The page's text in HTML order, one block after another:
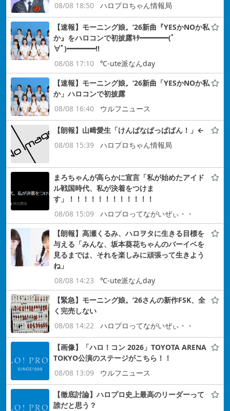
08/08 18:50 ハロプロちゃん情報局
【速報】モーニング娘。’26新曲『YESかNOか私
か』をハロコンで初披露ｷﾀ━━━━(ﾟ
∀ﾟ)━━━━!!
08/08 17:10
℃-ute派なんday
【速報】モーニング娘。’26新曲「YESかNOか私
か」ハロコンで初披露
08/08 16:40
ウルフニュース
【朗報】山﨑愛生「けんぱなぱっぱぱん！」←
08/08 15:39
ハロプロちゃん情報局
まろちゃんが高らかに宣言「私が始めたアイド
ル戦国時代、私が決着をつけま
す」！！！！！！！！！！！！
08/08 15:09
ハロプロってながいぜぃ・・
【朗報】高瀬くるみ、ハロヲタに生きる目標を
与える「みんな、坂本葵花ちゃんのバーイベを
見るまでは、それを楽しみに頑張って生きよう
ね」
08/08 14:23
℃-ute派なんday
【緊急】モーニング娘。’26さんの新作FSK、全
く完売しない
08/08 14:22
ハロプロってながいぜぃ・・
【画像】「ハロ！コン 2026」TOYOTA ARENA
TOKYO公演のステージがこちら！！
08/08 13:09
ウルフニュース
【徹底討論】ハロプロ史上最高のリーダーって
誰だと思う？